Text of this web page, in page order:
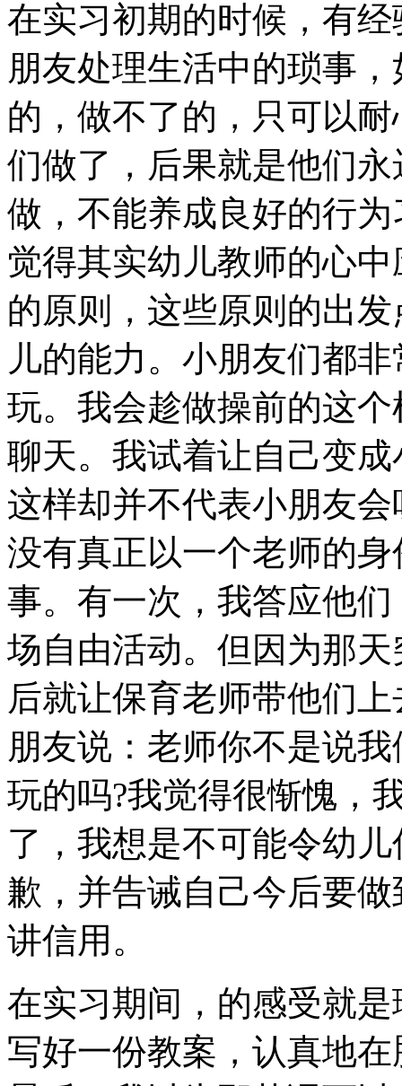
在实习初期的时候，有
朋友处理生活中的琐事
的，做不了的，只可以
们做了，后果就是他们
做，不能养成良好的行
觉得其实幼儿教师的心
的原则，这些原则的出
儿的能力。小朋友们都
玩。我会趁做操前的这
聊天。我试着让自己变
这样却并不代表小朋友
没有真正以一个老师的
事。有一次，我答应他
场自由活动。但因为那
后就让保育老师带他们
朋友说：老师你不是说
玩的吗?我觉得很惭愧，
了，我想是不可能令幼
歉，并告诫自己今后要
讲信用。
在实习期间，的感受就
写好一份教案，认真地